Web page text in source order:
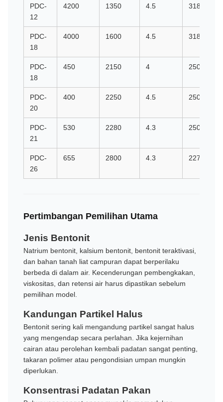
PDC-
12
4200 1350 4.5 3180
PDC-
18
4000 1600 4.5 3180
PDC-
18
450 2150 4 2500
PDC-
20
400 2250 4.5 2500
PDC-
21
530 2280 4.3 2500
PDC-
26
655 2800 4.3 2270
Pertimbangan Pemilihan Utama
Jenis Bentonit
Natrium bentonit, kalsium bentonit, bentonit teraktivasi,
dan bahan tanah liat campuran dapat berperilaku
berbeda di dalam air. Kecenderungan pembengkakan,
viskositas, dan retensi air harus dipastikan sebelum
pemilihan model.
Kandungan Partikel Halus
Bentonit sering kali mengandung partikel sangat halus
yang mengendap secara perlahan. Jika kejernihan
cairan atau perolehan kembali padatan sangat penting,
takaran polimer atau pengondisian umpan mungkin
diperlukan.
Konsentrasi Padatan Pakan